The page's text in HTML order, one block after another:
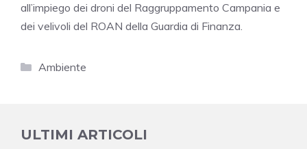
all’impiego dei droni del Raggruppamento Campania e
dei velivoli del ROAN della Guardia di Finanza.
Categorie
Ambiente
ULTIMI ARTICOLI